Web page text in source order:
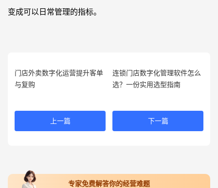
变成可以日常管理的指标。
门店外卖数字化运营提升客单
与复购
上一篇
连锁门店数字化管理软件怎么
选？一份实用选型指南
下一篇
专家免费解答你的经营难题